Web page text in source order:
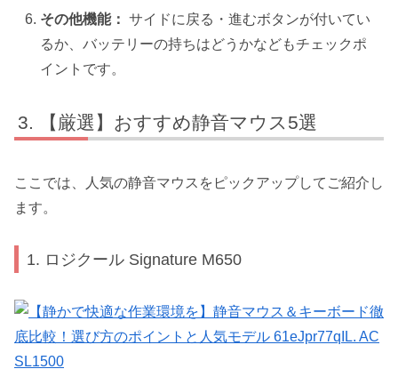
その他機能： サイドに戻る・進むボタンが付いてい
るか、バッテリーの持ちはどうかなどもチェックポ
イントです。
【厳選】おすすめ静音マウス5選
ここでは、人気の静音マウスをピックアップしてご紹介し
ます。
1. ロジクール Signature M650